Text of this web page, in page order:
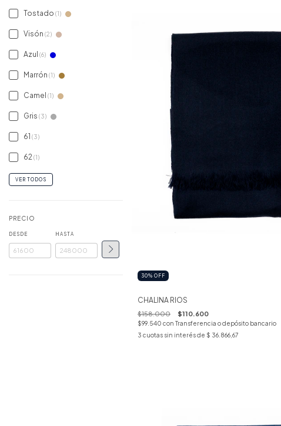
Tostado (1)
Visón (2)
Azul (6)
Marrón (1)
Camel (1)
Gris (3)
61 (3)
62(1)
VER TODOS
PRECIO
DESDE HASTA
30% OFF
CHALINA RIOS
$158.000 $110.600
$99.540 con Transferencia o depósito bancario
3 cuotas sin interés de $ 36.866,67